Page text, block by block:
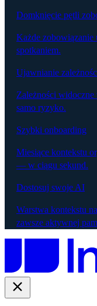
Domknięcie pętli
Każde zobowiązanie
spotkaniem.
Ujawnianie
Zależności widoczne
samo ryzyko.
Szybki onboarding
Miesiące kontekstu
— w ciągu sekund.
Dostosuj swoje AI
Warstwa kontekstu
zawsze aktywnej